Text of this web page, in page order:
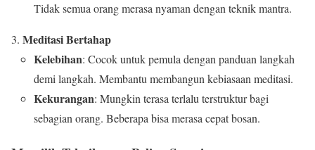
Tidak semua orang merasa nyaman dengan teknik mantra.
Meditasi Bertahap
Kelebihan: Cocok untuk pemula dengan panduan langkah
demi langkah. Membantu membangun kebiasaan meditasi.
Kekurangan: Mungkin terasa terlalu terstruktur bagi
sebagian orang. Beberapa bisa merasa cepat bosan.